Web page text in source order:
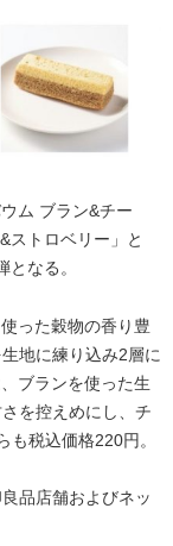
ム ブラン&チー
ストロベリー」と
なる。
った穀物の香り豊
地に練り込み2層に
ブランを使った生
を控えめにし、チ
税込価格220円。
品店舗およびネッ